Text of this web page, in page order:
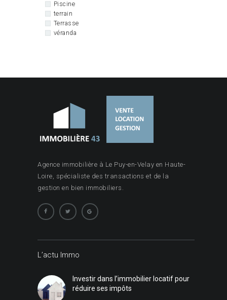
Piscine
terrain
Terrasse
véranda
Agence immobilière à Le Puy-en-Velay en Haute-
Loire, spécialiste des transactions et de la
gestion en bien immobiliers.
L’actu Immo
Investir dans l’immobilier locatif pour
réduire ses impôts